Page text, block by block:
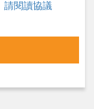
請閱讀協議